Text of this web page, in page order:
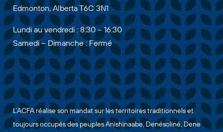
Edmonton, Alberta T6C 3N1
Lundi au vendredi : 8:30 – 16:30
Samedi – Dimanche : Fermé
L’ACFA réalise son mandat sur les territoires traditionnels et
toujours occupés des peuples Anishinaabe, Denésoliné, Dene